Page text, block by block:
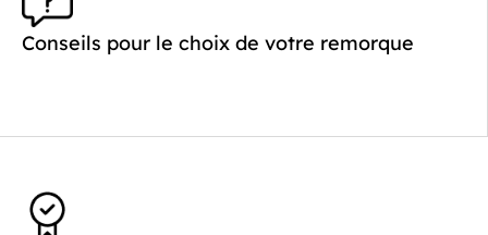
Conseils pour le choix de votre remorque